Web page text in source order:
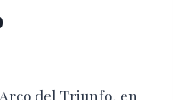
del Triunfo, en